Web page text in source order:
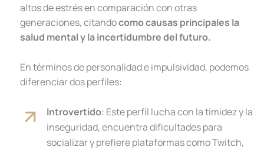
altos de estrés en comparación con otras
generaciones, citandocomo causas principales la
salud mental y la incertidumbre del futuro.
En términos de personalidad e impulsividad, podemos
diferenciar dos perfiles:
Introvertido: Este perfil lucha con la timidez y la
inseguridad, encuentra dificultades para
socializar y prefiere plataformas como Twitch,